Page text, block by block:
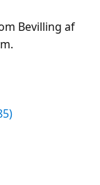
Bevilling af